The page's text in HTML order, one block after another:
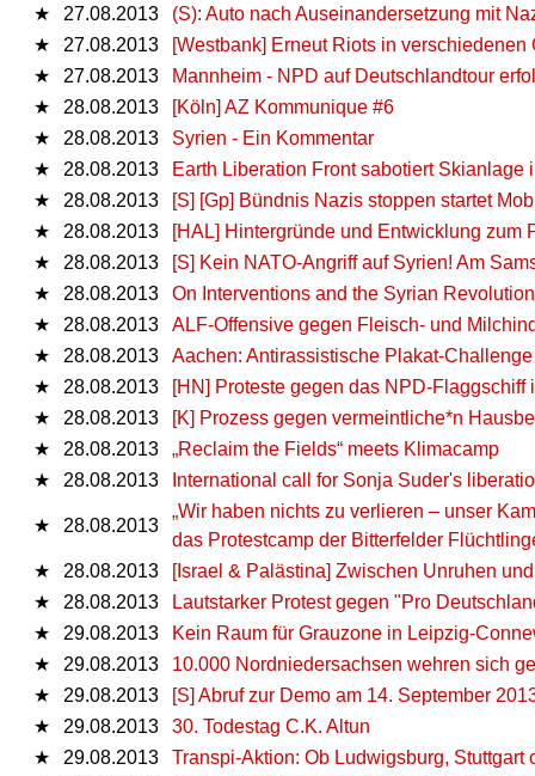
★
27.08.2013
(S): Auto nach Auseinandersetzung mit
★
27.08.2013
[Westbank] Erneut Riots in verschiedenen
★
27.08.2013
Mannheim - NPD auf Deutschlandtour
★
28.08.2013
[Köln] AZ Kommunique #6
★
28.08.2013
Syrien - Ein Kommentar
★
28.08.2013
Earth Liberation Front sabotiert Skianlage
★
28.08.2013
[S] [Gp] Bündnis Nazis stoppen startet
★
28.08.2013
[HAL] Hintergründe und Entwicklung zum
★
28.08.2013
[S] Kein NATO-Angriff auf Syrien! Am
★
28.08.2013
On Interventions and the Syrian Revolution
★
28.08.2013
ALF-Offensive gegen Fleisch- und
★
28.08.2013
Aachen: Antirassistische Plakat-
★
28.08.2013
[HN] Proteste gegen das NPD-Flaggschiff
★
28.08.2013
[K] Prozess gegen vermeintliche*n
★
28.08.2013
„Reclaim the Fields“ meets Klimacamp
★
28.08.2013 International call for Sonja Suder's
★ 28.08.2013
„Wir haben nichts zu verlieren – unser
das Protestcamp der Bitterfelder
★
28.08.2013
[Israel & Palästina] Zwischen Unruhen
★
28.08.2013
Lautstarker Protest gegen "Pro
★
29.08.2013
Kein Raum für Grauzone in Leipzig-
★
29.08.2013
10.000 Nordniedersachsen wehren sich
★
29.08.2013
[S] Abruf zur Demo am 14. September
★
29.08.2013
30. Todestag C.K. Altun
★
29.08.2013
Transpi-Aktion: Ob Ludwigsburg, Stuttgart